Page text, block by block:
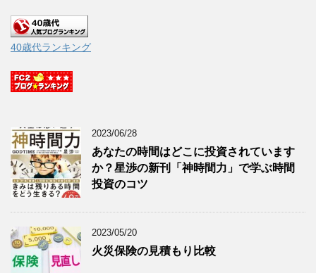
40歳代ランキング
2023/06/28
あなたの時間はどこに投資されています
か？星渉の新刊「神時間力」で学ぶ時間
投資のコツ
2023/05/20
火災保険の見積もり比較